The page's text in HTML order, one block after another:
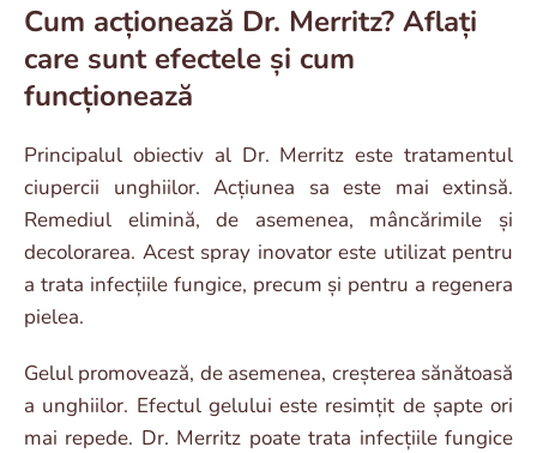
Cum acționează Dr. Merritz? Aflați
care sunt efectele și cum
funcționează
Principalul obiectiv al Dr. Merritz este tratamentul
ciupercii unghiilor. Acțiunea sa este mai extinsă.
Remediul elimină, de asemenea, mâncărimile și
decolorarea. Acest spray inovator este utilizat pentru
a trata infecțiile fungice, precum și pentru a regenera
pielea.
Gelul promovează, de asemenea, creșterea sănătoasă
a unghiilor. Efectul gelului este resimțit de șapte ori
mai repede. Dr. Merritz poate trata infecțiile fungice